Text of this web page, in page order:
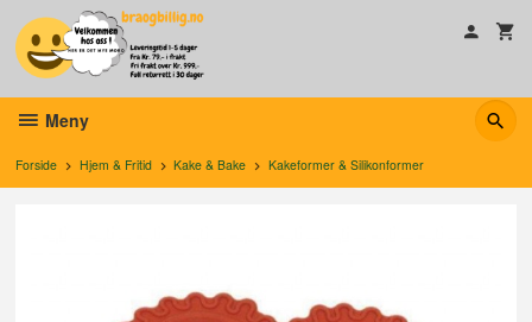
innholdet
Meny
Forside Hjem & Fritid Kake & Bake Kakeformer & Silikonformer